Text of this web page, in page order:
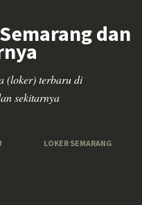
dan
(loker) terbaru di
sekitarnya
LOKER SEMARANG